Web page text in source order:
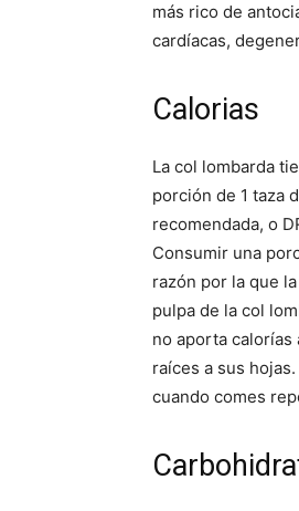
más rico de
cardíacas,
Calorias
La col lombarda
porción de 1 taza
recomendada, o
Consumir una
razón por la que
pulpa de la col
no aporta
raíces a sus
cuando comes